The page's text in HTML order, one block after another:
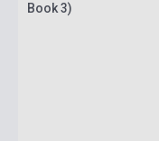
Book 3)